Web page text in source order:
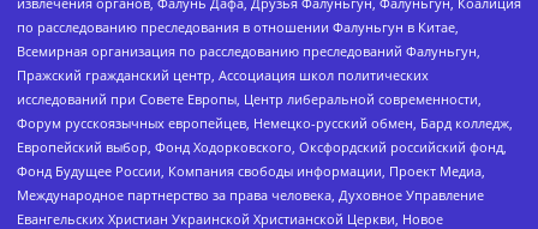
по расследованию преследования в отношении Фалуньгун в Китае,
Всемирная организация по расследованию преследований Фалуньгун,
Пражский гражданский центр, Ассоциация школ политических
исследований при Совете Европы, Центр либеральной современности,
Форум русскоязычных европейцев, Немецко-русский обмен, Бард колледж,
Европейский выбор, Фонд Ходорковского, Оксфордский российский фонд,
Фонд Будущее России, Компания свободы информации, Проект Медиа,
Международное партнерство за права человека, Духовное Управление
Евангельских Христиан Украинской Христианской Церкви, Новое